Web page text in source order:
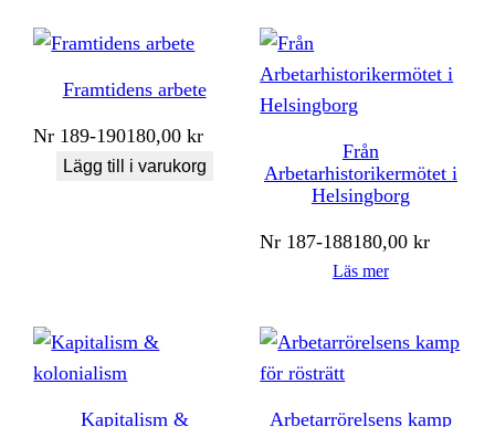
Framtidens arbete
Nr 189-190180,00kr
Lägg till i varukorg
Från
Arbetarhistorikermötet i
Helsingborg
Nr 187-188180,00kr
Läs mer
Kapitalism &
Arbetarrörelsens kamp